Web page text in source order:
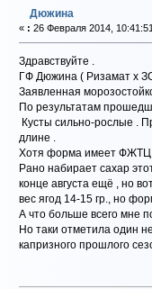
Дюжина
« : 26 Февраля 2014,
Здравствуйте .
ГФ Дюжина ( Ризамат х
Заявленная
По результатам
Кусты сильно-рослые .
длине .
Хотя форма имеет ФЖТЦ
Рано набирает сахар
конце августа ещё , но
вес ягод 14-15 гр., но
А что больше всего мне
Но таки отметила один
капризного прошлого